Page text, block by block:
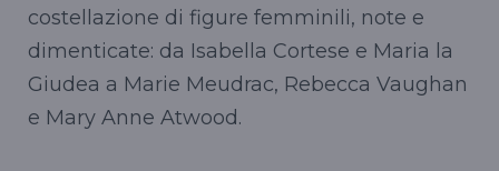
costellazione di figure femminili, note e
dimenticate: da Isabella Cortese e Maria la
Giudea a Marie Meudrac, Rebecca Vaughan
e Mary Anne Atwood.